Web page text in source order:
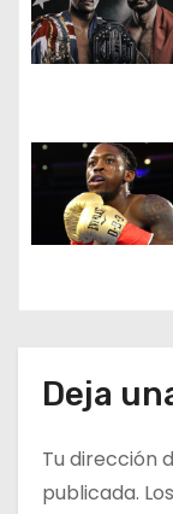
t
r
d
Deja
Tu dirección
publicada.